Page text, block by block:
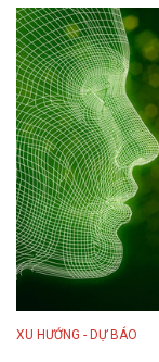
XU HƯỚNG - DỰ BÁO